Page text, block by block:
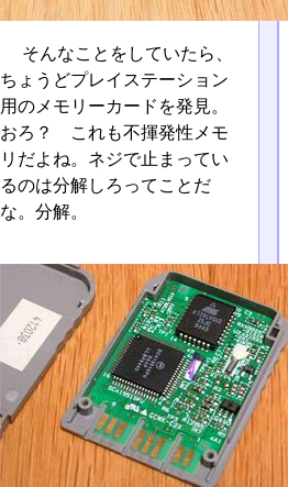
そんなことをしていたら、
ちょうどプレイステーション
用のメモリーカードを発見。
おろ？ これも不揮発性メモ
リだよね。ネジで止まってい
るのは分解しろってことだ
な。分解。